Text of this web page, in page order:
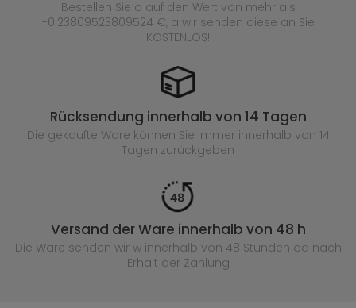
Bestellen Sie o auf den Wert von mehr als
-0.23809523809524 €, a wir senden diese an Sie
KOSTENLOS!
Rücksendung innerhalb von 14 Tagen
Die gekaufte Ware können Sie immer innerhalb von 14
Tagen zurückgeben
Versand der Ware innerhalb von 48 h
Die Ware senden wir w innerhalb von 48 Stunden od nach
Erhalt der Zahlung